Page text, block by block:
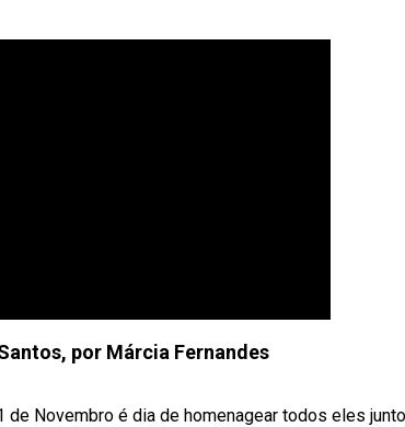
por Márcia Fernandes
de Novembro é dia de homenagear todos eles